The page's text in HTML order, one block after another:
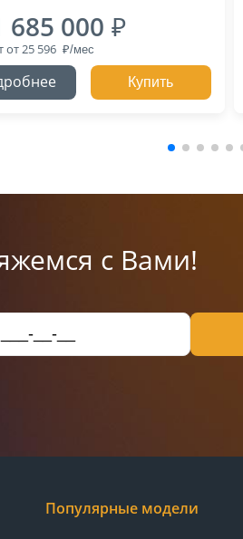
685 000
от 25 596
Купить
с Вами!
Популярные модели